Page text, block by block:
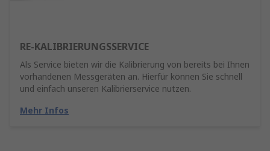
RE-KALIBRIERUNGSSERVICE
Als Service bieten wir die Kalibrierung von bereits bei Ihnen
vorhandenen Messgeräten an. Hierfür können Sie schnell
und einfach unseren Kalibrierservice nutzen.
Mehr Infos